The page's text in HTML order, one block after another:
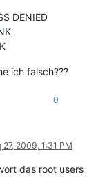
DENIED
ich falsch???
0
27, 2009, 1:31 PM
das root users